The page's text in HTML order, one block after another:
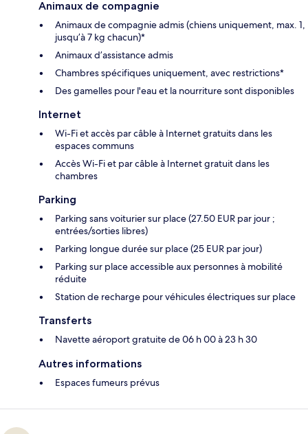
Animaux de compagnie
Animaux de compagnie admis (chiens uniquement, max. 1,
jusqu’à 7 kg chacun)*
Animaux d’assistance admis
Chambres spécifiques uniquement, avec restrictions*
Des gamelles pour l'eau et la nourriture sont disponibles
Internet
Wi-Fi et accès par câble à Internet gratuits dans les
espaces communs
Accès Wi-Fi et par câble à Internet gratuit dans les
chambres
Parking
Parking sans voiturier sur place (27.50 EUR par jour ;
entrées/sorties libres)
Parking longue durée sur place (25 EUR par jour)
Parking sur place accessible aux personnes à mobilité
réduite
Station de recharge pour véhicules électriques sur place
Transferts
Navette aéroport gratuite de 06 h 00 à 23 h 30
Autres informations
Espaces fumeurs prévus